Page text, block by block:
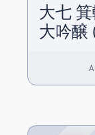
大七
大吟醸